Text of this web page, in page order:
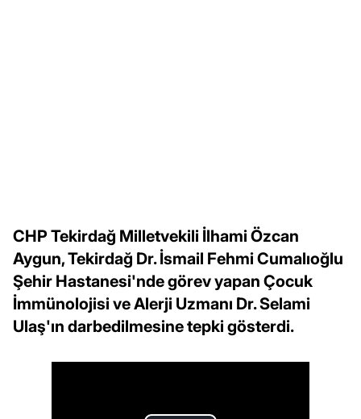
CHP Tekirdağ Milletvekili İlhami Özcan
Aygun, Tekirdağ Dr. İsmail Fehmi Cumalıoğlu
Şehir Hastanesi'nde görev yapan Çocuk
İmmünolojisi ve Alerji Uzmanı Dr. Selami
Ulaş'ın darbedilmesine tepki gösterdi.